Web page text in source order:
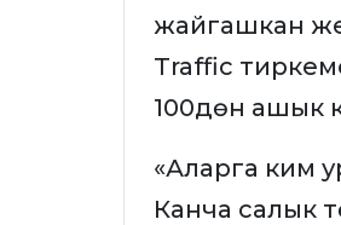
жайгашкан
Traffic
100дөн ашык
«Аларга ким
Канча салык